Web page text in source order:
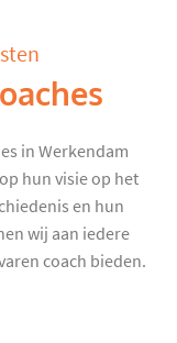
in Werkendam
hun visie op het
en hun
wij aan iedere
coach bieden.